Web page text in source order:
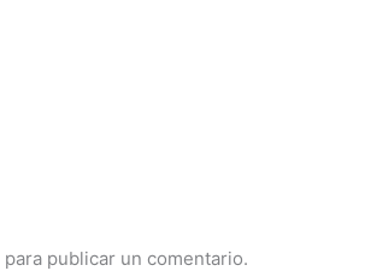
para publicar un comentario.